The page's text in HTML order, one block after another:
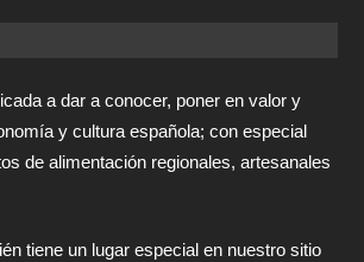
a dar a conocer, poner en valor y
y cultura española; con especial
de alimentación regionales, artesanales
tiene un lugar especial en nuestro sitio